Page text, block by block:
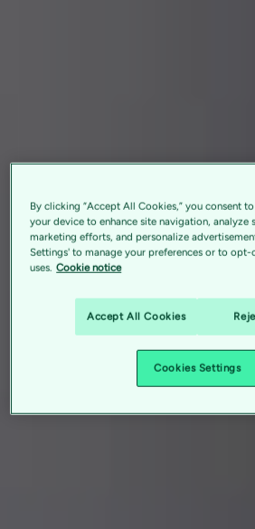
By clicking “Accept All Cookies,” you consent
your device to enhance site navigation, analyze
marketing efforts, and personalize
Settings' to manage your preferences or to
uses. Cookie notice
Accept All Cookies
Cookies Settings